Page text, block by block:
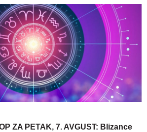
ZA PETAK, 7. AVGUST: Blizance